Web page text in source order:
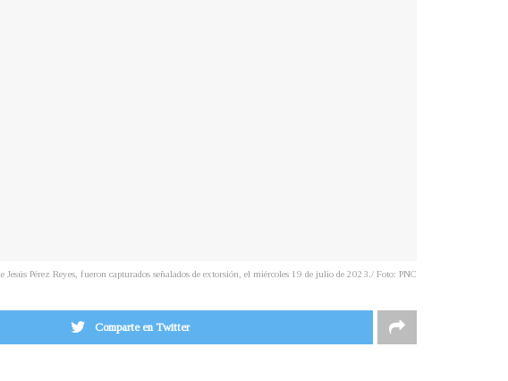
Pérez Reyes, fueron capturados señalados de extorsión, el miércoles 19 de julio de 2023./ Foto: PNC
Comparte en Twitter